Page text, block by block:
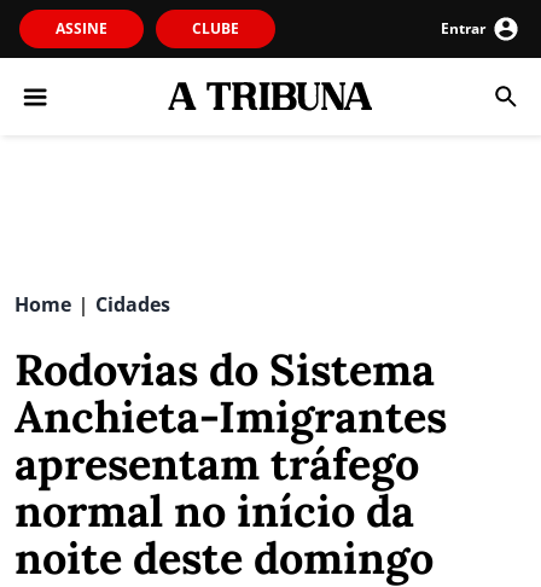
ASSINE CLUBE Entrar
Home | Cidades
Rodovias do Sistema
Anchieta-Imigrantes
apresentam tráfego
normal no início da
noite deste domingo